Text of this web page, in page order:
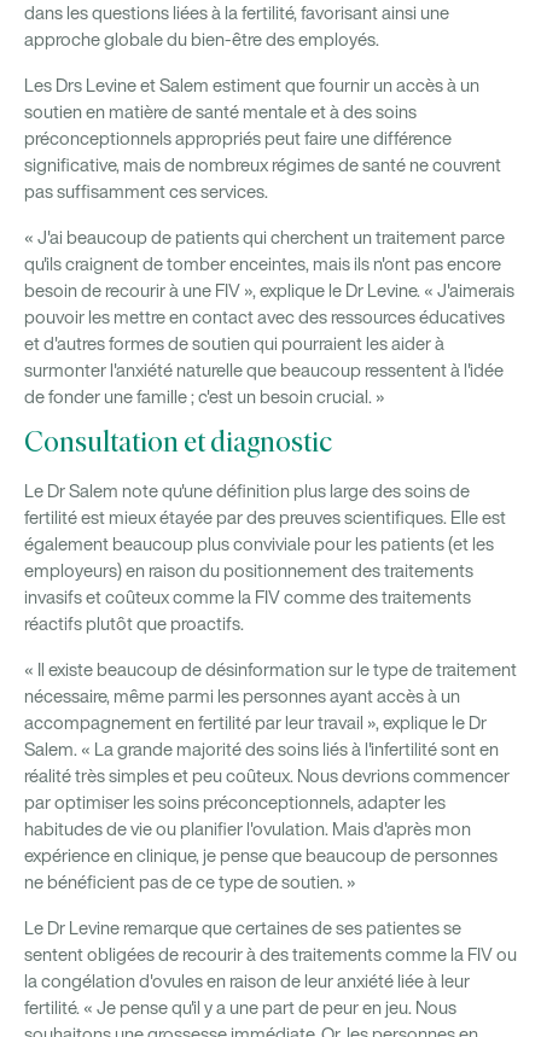
dans les questions liées à la fertilité, favorisant ainsi une
approche globale du bien-être des employés.
Les Drs Levine et Salem estiment que fournir un accès à un
soutien en matière de santé mentale et à des soins
préconceptionnels appropriés peut faire une différence
significative, mais de nombreux régimes de santé ne couvrent
pas suffisamment ces services.
« J'ai beaucoup de patients qui cherchent un traitement parce
qu'ils craignent de tomber enceintes, mais ils n'ont pas encore
besoin de recourir à une FIV », explique le Dr Levine. « J'aimerais
pouvoir les mettre en contact avec des ressources éducatives
et d'autres formes de soutien qui pourraient les aider à
surmonter l'anxiété naturelle que beaucoup ressentent à l'idée
de fonder une famille ; c'est un besoin crucial. »
Consultation et diagnostic
Le Dr Salem note qu'une définition plus large des soins de
fertilité est mieux étayée par des preuves scientifiques. Elle est
également beaucoup plus conviviale pour les patients (et les
employeurs) en raison du positionnement des traitements
invasifs et coûteux comme la FIV comme des traitements
réactifs plutôt que proactifs.
« Il existe beaucoup de désinformation sur le type de traitement
nécessaire, même parmi les personnes ayant accès à un
accompagnement en fertilité par leur travail », explique le Dr
Salem. « La grande majorité des soins liés à l'infertilité sont en
réalité très simples et peu coûteux. Nous devrions commencer
par optimiser les soins préconceptionnels, adapter les
habitudes de vie ou planifier l'ovulation. Mais d'après mon
expérience en clinique, je pense que beaucoup de personnes
ne bénéficient pas de ce type de soutien. »
Le Dr Levine remarque que certaines de ses patientes se
sentent obligées de recourir à des traitements comme la FIV ou
la congélation d'ovules en raison de leur anxiété liée à leur
fertilité. « Je pense qu'il y a une part de peur en jeu. Nous